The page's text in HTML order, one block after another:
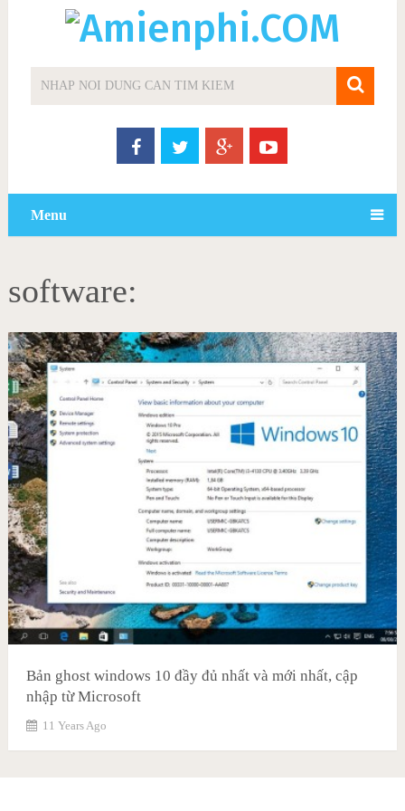
Menu
software:
Bản ghost windows 10 đầy đủ nhất và mới nhất, cập
nhập từ Microsoft
11 Years Ago